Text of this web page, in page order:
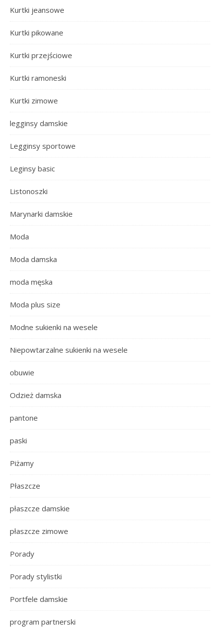
Kurtki jeansowe
Kurtki pikowane
Kurtki przejściowe
Kurtki ramoneski
Kurtki zimowe
legginsy damskie
Legginsy sportowe
Leginsy basic
Listonoszki
Marynarki damskie
Moda
Moda damska
moda męska
Moda plus size
Modne sukienki na wesele
Niepowtarzalne sukienki na wesele
obuwie
Odzież damska
pantone
paski
Piżamy
Płaszcze
płaszcze damskie
płaszcze zimowe
Porady
Porady stylistki
Portfele damskie
program partnerski